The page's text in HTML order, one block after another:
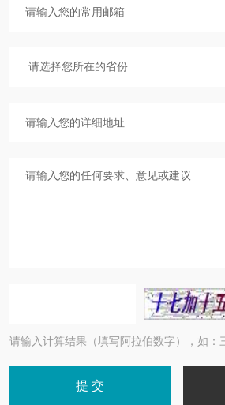
请输入计算结果（填写阿拉伯数字），如：